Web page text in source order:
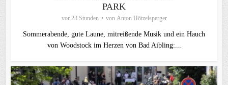
PARK
vor 23 Stunden von Anton Hötzelsperger
Sommerabende, gute Laune, mitreißende Musik und ein Hauch
von Woodstock im Herzen von Bad Aibling:...